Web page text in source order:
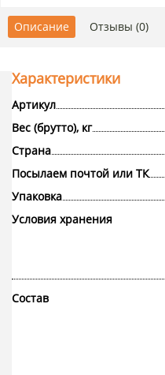
Описание Отзывы (0)
Характеристики
Артикул
Вес (брутто), кг
Страна
Посылаем почтой или ТК
Упаковка
Условия хранения
Состав